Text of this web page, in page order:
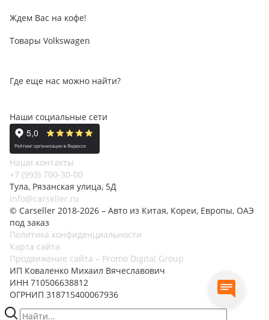
Ждем Вас на кофе!
Товары Volkswagen
Где еще нас можно найти?
Наши социальные сети
Наши контакты
+7 (993) 700-30-00
Тула, Рязанская улица, 5Д
info@carseller.ru
© Carseller 2018-2026 – Авто из Китая, Кореи, Европы, ОАЭ
под заказ
Политика конфиденциальности
Карта сайта
Продвижение сайта – Promo Digital Group
ИП Коваленко Михаил Вячеславович
ИНН 710506638812
ОГРНИП 318715400067936